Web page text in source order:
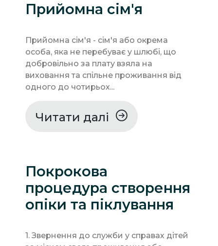
Прийомна сім'я
Прийомна сім'я - сім'я або окрема
особа, яка не перебуває у шлюбі, що
добровільно за плату взяла на
виховання та спільне проживання від
одного до чотирьох...
Читати далі
Покрокова
процедура створення
опіки та піклування
1. Звернення до служби у справах дітей